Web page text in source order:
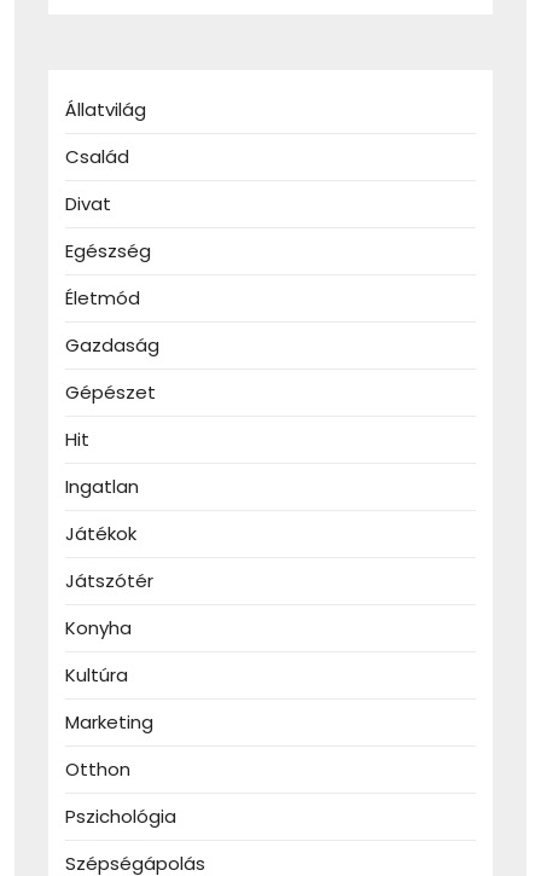
Állatvilág
Család
Divat
Egészség
Életmód
Gazdaság
Gépészet
Hit
Ingatlan
Játékok
Játszótér
Konyha
Kultúra
Marketing
Otthon
Pszichológia
Szépségápolás